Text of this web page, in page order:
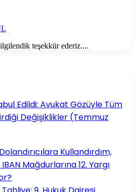
teşekkür ederiz....
Edildi: Avukat Gözüyle Tüm
Değişiklikler (Temmuz
Kullandırdım,
Mağdurlarına 12. Yargı